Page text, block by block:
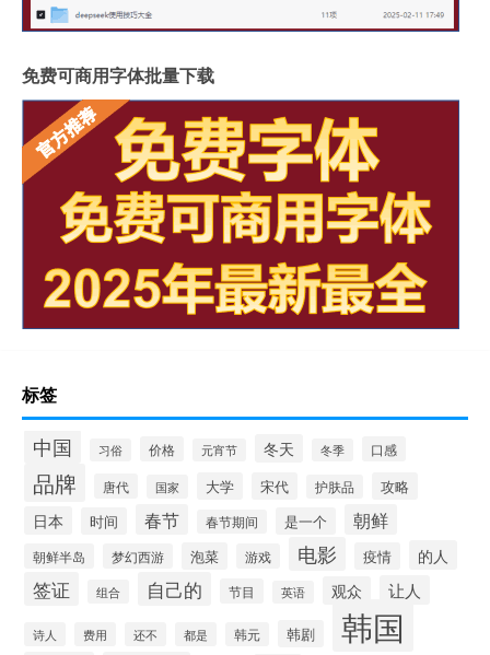
免费可商用字体批量下载
标签
中国 习俗 价格 元宵节 冬天 冬季 口感
品牌 唐代 国家 大学 宋代 护肤品 攻略
日本 时间 春节 春节期间 是一个 朝鲜
朝鲜半岛 梦幻西游 泡菜 游戏 电影 疫情 的人
签证 组合 自己的 节目 英语 观众 让人
诗人 费用 还不 都是 韩元 韩剧 韩国